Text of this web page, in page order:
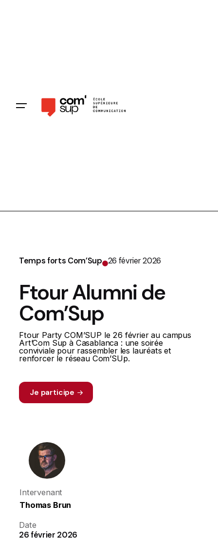
Temps forts Com’Sup 26 février 2026
Ftour Alumni de
Com’Sup
Ftour Party COM’SUP le 26 février au campus
Art’Com Sup à Casablanca : une soirée
conviviale pour rassembler les lauréats et
renforcer le réseau Com’SUp.
Je participe
Intervenant
Thomas Brun
Date
26 février 2026